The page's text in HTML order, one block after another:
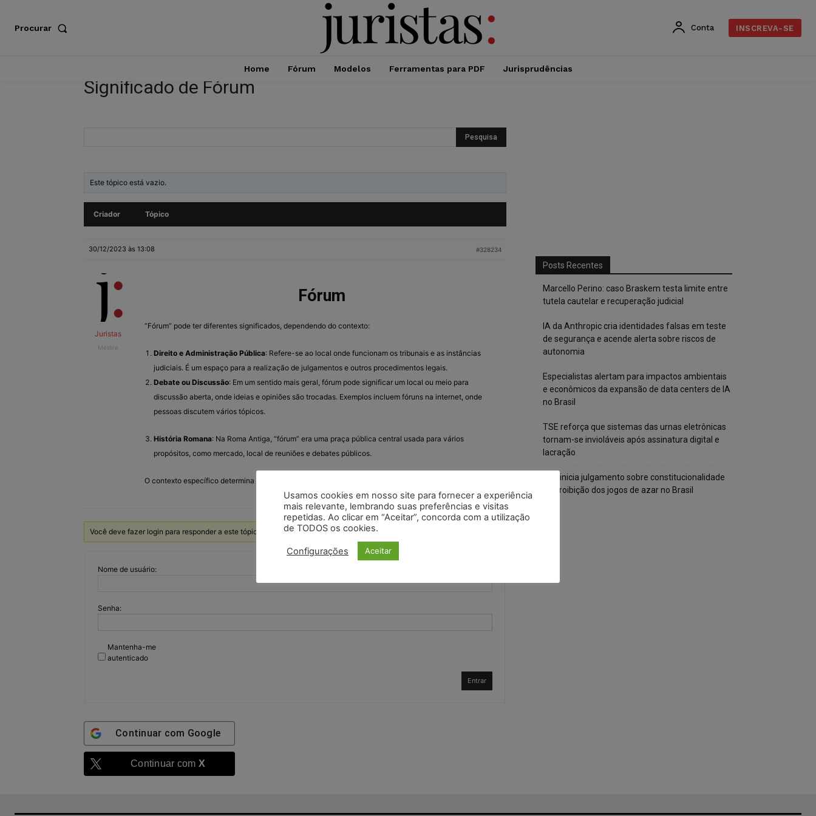
Procurar Conta INSCREVA-SE
Home Fórum Modelos Ferramentas para PDF Jurisprudências
Significado de Fórum
Este tópico está vazio.
Criador Tópico
30/12/2023 às 13:08 #328234
Juristas
Mestre
Fórum
“Fórum” pode ter diferentes significados, dependendo do contexto:
Direito e Administração Pública: Refere-se ao local onde funcionam os tribunais e as instâncias
judiciais. É um espaço para a realização de julgamentos e outros procedimentos legais.
Debate ou Discussão: Em um sentido mais geral, fórum pode significar um local ou meio para
discussão aberta, onde ideias e opiniões são trocadas. Exemplos incluem fóruns na internet, onde
pessoas discutem vários tópicos.
História Romana: Na Roma Antiga, “fórum” era uma praça pública central usada para vários
propósitos, como mercado, local de reuniões e debates públicos.
O contexto específico determina qual desses significados é o mais apropriado.
Você deve fazer login para responder a este tópico.
Nome de usuário:
Senha:
Mantenha-me
autenticado
Entrar
Continuar com Google
Continuar com X
Posts Recentes
Marcello Perino: caso Braskem testa limite entre
tutela cautelar e recuperação judicial
IA da Anthropic cria identidades falsas em teste
de segurança e acende alerta sobre riscos de
autonomia
Especialistas alertam para impactos ambientais
e econômicos da expansão de data centers de IA
no Brasil
TSE reforça que sistemas das urnas eletrônicas
tornam-se invioláveis após assinatura digital e
lacração
STF inicia julgamento sobre constitucionalidade
da proibição dos jogos de azar no Brasil
Usamos cookies em nosso site para fornecer a experiência
mais relevante, lembrando suas preferências e visitas
repetidas. Ao clicar em “Aceitar”, concorda com a utilização
de TODOS os cookies.
Configurações Aceitar